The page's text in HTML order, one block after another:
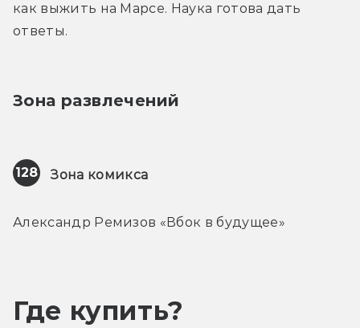
как выжить на Марсе. Наука готова дать
ответы.
Зона развлечений
128 Зона комикса
Александр Ремизов «Вбок в будущее»
Где купить?